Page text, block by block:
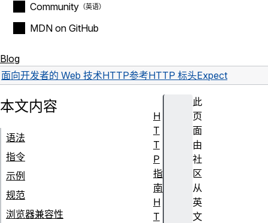
Community
MDN on GitHub
Blog
面向开发者的 Web 技术HTTP参考HTTP 标头Expect
此
页
面
由
社
区
从
英
文
本文内容
语法
指令
示例
规范
浏览器兼容性
H
T
T
P
指
南
H
T